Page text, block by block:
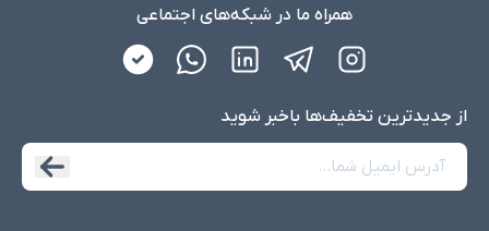
کابل‌ها و رابط‌ها بر اساس نوع کاربرد به دسته‌های مختلفی تقسیم
می‌شوند که هر کدام برای وظایف خاصی طراحی شده‌اند. این دسته‌بندی
کمک می‌کند تا کاربران بر اساس نیازهای خود (مانند خانگی، حرفه‌ای یا
همراه ما در شبکه‌های اجتماعی
از جدید‌ترین تخفیف‌ها با‌خبر شوید